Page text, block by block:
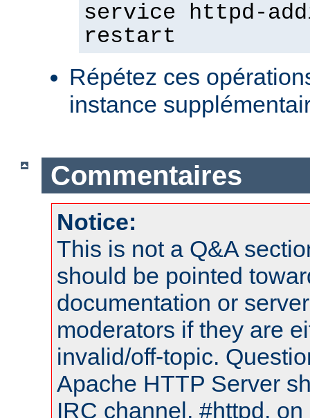
service httpd-
restart
Répétez ces
instance
Commentaires
Notice:
This is not a Q&A
should be pointed
documentation or
moderators if they are
invalid/off-topic.
Apache HTTP Server
IRC channel, #httpd,